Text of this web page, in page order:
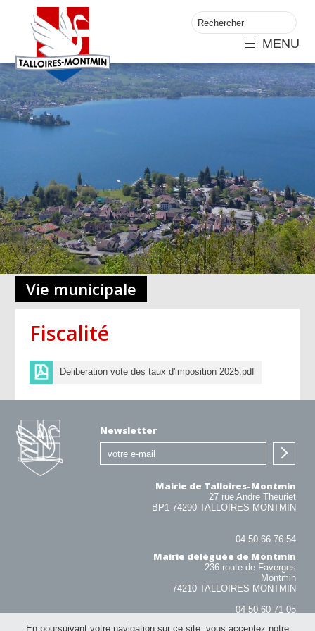
En poursuivant votre navigation sur ce site, vous acceptez notre
MENU
Vie municipale
Fiscalité
Deliberation vote des taux d'imposition 2025.pdf
Newsletter
Mairie de Talloires-Montmin
27 rue Andre Theuriet
BP1 74290 TALLOIRES-MONTMIN
04 50 66 76 54
Mairie déléguée de Montmin
236 route de Faverges
Montmin
74210 TALLOIRES-MONTMIN
04 50 60 71 05